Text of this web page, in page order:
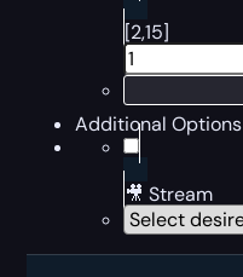
[2,15]
Additional Options
🎥 Stream